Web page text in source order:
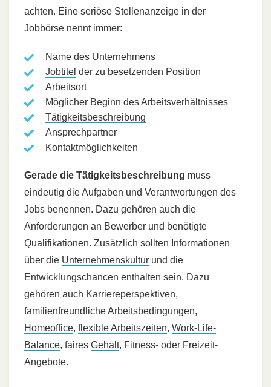
achten. Eine seriöse Stellenanzeige in der
Jobbörse nennt immer:
Name des Unternehmens
Jobtitel der zu besetzenden Position
Arbeitsort
Möglicher Beginn des Arbeitsverhältnisses
Tätigkeitsbeschreibung
Ansprechpartner
Kontaktmöglichkeiten
Gerade die Tätigkeitsbeschreibung muss
eindeutig die Aufgaben und Verantwortungen des
Jobs benennen. Dazu gehören auch die
Anforderungen an Bewerber und benötigte
Qualifikationen. Zusätzlich sollten Informationen
über die Unternehmenskultur und die
Entwicklungschancen enthalten sein. Dazu
gehören auch Karriereperspektiven,
familienfreundliche Arbeitsbedingungen,
Homeoffice, flexible Arbeitszeiten, Work-Life-
Balance, faires Gehalt, Fitness- oder Freizeit-
Angebote.